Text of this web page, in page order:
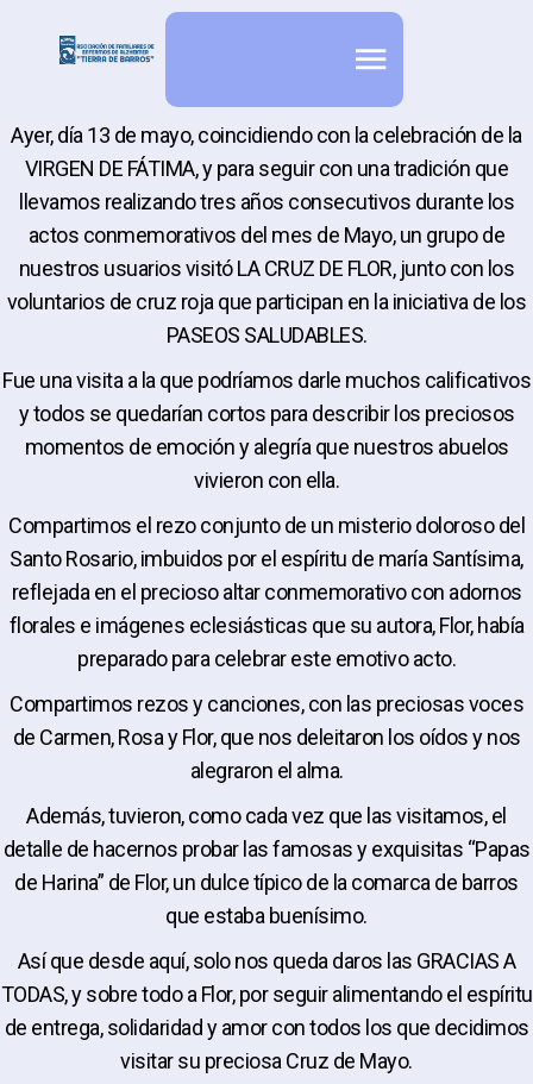
Ayer, día 13 de mayo, coincidiendo con la celebración de la
VIRGEN DE FÁTIMA, y para seguir con una tradición que
llevamos realizando tres años consecutivos durante los
actos conmemorativos del mes de Mayo, un grupo de
nuestros usuarios visitó LA CRUZ DE FLOR, junto con los
voluntarios de cruz roja que participan en la iniciativa de los
PASEOS SALUDABLES.
Fue una visita a la que podríamos darle muchos calificativos
y todos se quedarían cortos para describir los preciosos
momentos de emoción y alegría que nuestros abuelos
vivieron con ella.
Compartimos el rezo conjunto de un misterio doloroso del
Santo Rosario, imbuidos por el espíritu de maría Santísima,
reflejada en el precioso altar conmemorativo con adornos
florales e imágenes eclesiásticas que su autora, Flor, había
preparado para celebrar este emotivo acto.
Compartimos rezos y canciones, con las preciosas voces
de Carmen, Rosa y Flor, que nos deleitaron los oídos y nos
alegraron el alma.
Además, tuvieron, como cada vez que las visitamos, el
detalle de hacernos probar las famosas y exquisitas “Papas
de Harina” de Flor, un dulce típico de la comarca de barros
que estaba buenísimo.
Así que desde aquí, solo nos queda daros las GRACIAS A
TODAS, y sobre todo a Flor, por seguir alimentando el espíritu
de entrega, solidaridad y amor con todos los que decidimos
visitar su preciosa Cruz de Mayo.